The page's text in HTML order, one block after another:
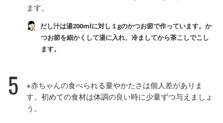
ます。
だし汁は湯200mlに対し１gのかつお節で作っています。か
つお節を細かくして湯に入れ、冷ましてから茶こしでこし
ます。
5
※赤ちゃんの食べられる量やかたさは個人差がありま
す。初めての食材は体調の良い時に少量ずつ与えましょ
う。